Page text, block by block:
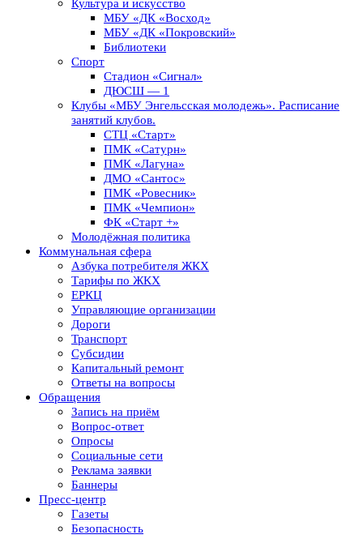
Культура и искусство
МБУ «ДК «Восход»
МБУ «ДК «Покровский»
Библиотеки
Спорт
Стадион «Сигнал»
ДЮСШ — 1
Клубы «МБУ Энгельсская молодежь». Расписание
занятий клубов.
СТЦ «Старт»
ПМК «Сатурн»
ПМК «Лагуна»
ДМО «Сантос»
ПМК «Ровесник»
ПМК «Чемпион»
ФК «Старт +»
Молодёжная политика
Коммунальная сфера
Азбука потребителя ЖКХ
Тарифы по ЖКХ
ЕРКЦ
Управляющие организации
Дороги
Транспорт
Субсидии
Капитальный ремонт
Ответы на вопросы
Обращения
Запись на приём
Вопрос-ответ
Опросы
Социальные сети
Реклама заявки
Баннеры
Пресс-центр
Газеты
Безопасность